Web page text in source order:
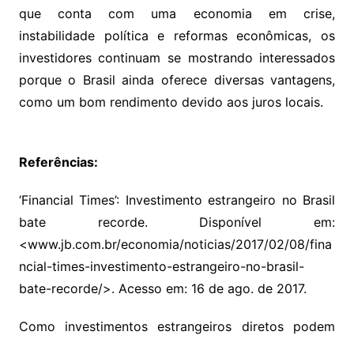
que conta com uma economia em crise,
instabilidade política e reformas econômicas, os
investidores continuam se mostrando interessados
porque o Brasil ainda oferece diversas vantagens,
como um bom rendimento devido aos juros locais.
Referências:
‘Financial Times’: Investimento estrangeiro no Brasil
bate recorde. Disponível em:
<www.jb.com.br/economia/noticias/2017/02/08/fina
ncial-times-investimento-estrangeiro-no-brasil-
bate-recorde/>. Acesso em: 16 de ago. de 2017.
Como investimentos estrangeiros diretos podem